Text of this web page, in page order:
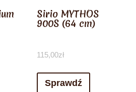
Sirio MYTHOS
900S (64 cm)
115,00zł
Sprawdź